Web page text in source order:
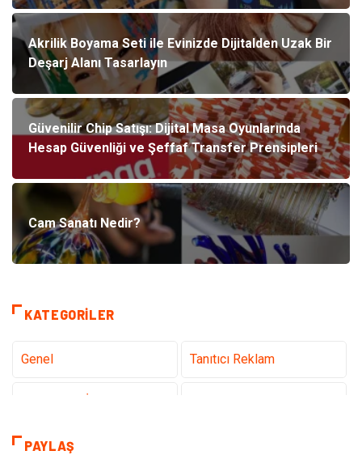
Akrilik Boyama Seti ile Evinizde Dijitalden Uzak Bir
Deşarj Alanı Tasarlayın
Güvenilir Chip Satışı: Dijital Masa Oyunlarında
Hesap Güvenliği ve Şeffaf Transfer Prensipleri
Cam Sanatı Nedir?
KATEGORILER
Genel Tanıtıcı Reklam
Eğitim & Kariyer
PAYLAŞ